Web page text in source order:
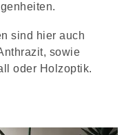
sind hier auch
sowie
oder Holzoptik.